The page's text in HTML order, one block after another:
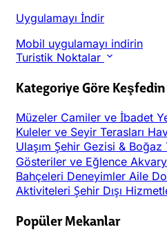
Uygulamayı İndir
Mobil uygulamayı indirin
Turistik Noktalar
Kategoriye Göre Keşfedin
Müzeler Camiler ve İbadet
Kuleler ve Seyir Terasları
Ulaşım Şehir Gezisi & Boğaz
Gösteriler ve Eğlence
Bahçeleri Deneyimler Aile
Aktiviteleri Şehir Dışı
Popüler Mekanlar